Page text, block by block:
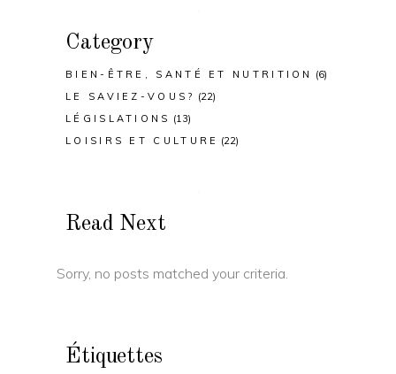
Category
BIEN-ÊTRE, SANTÉ ET NUTRITION
(6)
LE SAVIEZ-VOUS? (22)
LÉGISLATIONS (13)
LOISIRS ET CULTURE (22)
Read Next
Sorry, no posts matched your criteria.
Étiquettes